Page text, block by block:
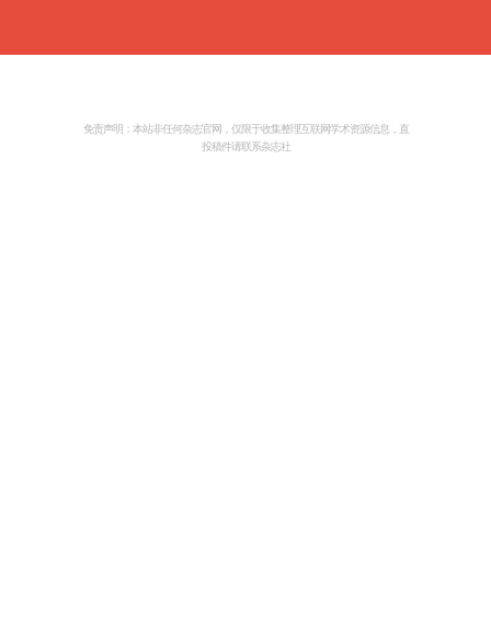
免责声明：本站非任何杂志官网，仅限于收集整理互联网学术资源信息，直
投稿件请联系杂志社